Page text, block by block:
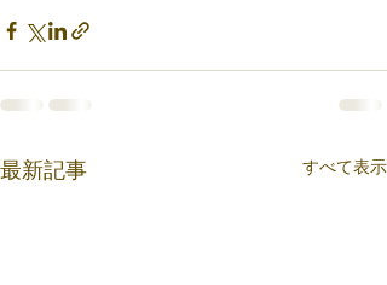
最新記事 すべて表示